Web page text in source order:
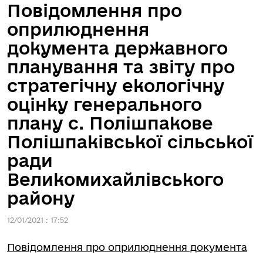
Повідомлення про
оприлюднення
документа державного
планування та звіту про
стратегічну екологічну
оцінку генерального
плану с. Полішпакове
Полішпаківської сільської
ради
Великомихайлівського
району
12/01/2021 : 17:52
Повідомлення про оприлюднення документа